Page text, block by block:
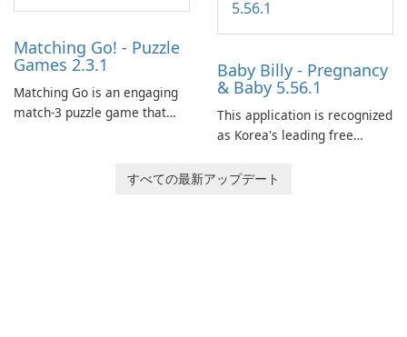
Matching Go! - Puzzle
Games 2.3.1
Matching Go is an engaging
match-3 puzzle game that
Ollie, on an adventurous
Baby Billy - Pregnancy
& Baby 5.56.1
This application is recognized
as Korea's leading free
baby tracking, offering
すべての最新アップデート